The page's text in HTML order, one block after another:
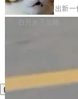
颈。 代码仓深度理解
e深度理解服务"）是
的账号密码进入A集群
称为"删库跑路"的命
存永远不够用。
一直在跑这些模型的
整性保护。效果是：
成本降低 30%，精度
存 KV cache 是推理时
腾讯混元正式推出新
3.0preview。基于最
让语音识别不再只是
先理解你的语境和意图
到你。从“逐字转写、
白开水不加糖